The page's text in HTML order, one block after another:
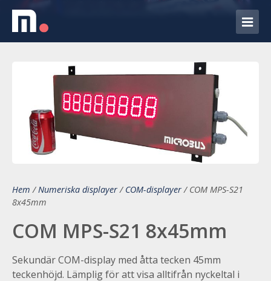
Hem / Numeriska displayer / COM-displayer / COM MPS-S21
8x45mm
COM MPS-S21 8x45mm
Sekundär COM-display med åtta tecken 45mm
teckenhöjd. Lämplig för att visa alltifrån nyckeltal i